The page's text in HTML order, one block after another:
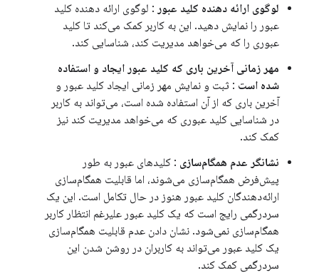
لوگوی ارائه دهنده کلید عبور : لوگوی ارائه دهنده کلید
عبور را نمایش دهید. این به کاربر کمک می‌کند تا کلید
عبوری را که می‌خواهد مدیریت کند، شناسایی کند.
مهر زمانی آخرین باری که کلید عبور ایجاد و استفاده
شده است : ثبت و نمایش مهر زمانی ایجاد کلید عبور و
آخرین باری که از آن استفاده شده است، می‌تواند به کاربر
در شناسایی کلید عبوری که می‌خواهد مدیریت کند نیز
کمک کند.
نشانگر عدم همگام‌سازی : کلیدهای عبور به طور
پیش‌فرض همگام‌سازی می‌شوند، اما قابلیت همگام‌سازی
ارائه‌دهندگان کلید عبور هنوز در حال تکامل است. این یک
سردرگمی رایج است که یک کلید عبور علیرغم انتظار کاربر
همگام‌سازی نمی‌شود. نشان دادن عدم قابلیت همگام‌سازی
یک کلید عبور می‌تواند به کاربران در روشن شدن این
سردرگمی کمک کند.